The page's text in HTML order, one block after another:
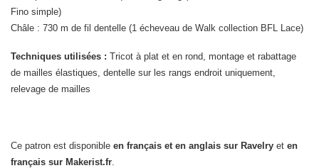
Fino simple)
Châle : 730 m de fil dentelle (1 écheveau de Walk collection BFL Lace)
Techniques utilisées : Tricot à plat et en rond, montage et rabattage
de mailles élastiques, dentelle sur les rangs endroit uniquement,
relevage de mailles
Ce patron est disponible en français et en anglais sur Ravelry et en
français sur Makerist.fr